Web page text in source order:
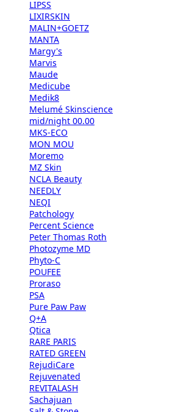
LIPSS
LIXIRSKIN
MALIN+GOETZ
MANTA
Margy's
Marvis
Maude
Medicube
Medik8
Melumé Skinscience
mid/night 00.00
MKS-ECO
MON MOU
Moremo
MZ Skin
NCLA Beauty
NEEDLY
NEQI
Patchology
Percent Science
Peter Thomas Roth
Photozyme MD
Phyto-C
POUFEE
Proraso
PSA
Pure Paw Paw
Q+A
Qtica
RARE PARIS
RATED GREEN
RejudiCare
Rejuvenated
REVITALASH
Sachajuan